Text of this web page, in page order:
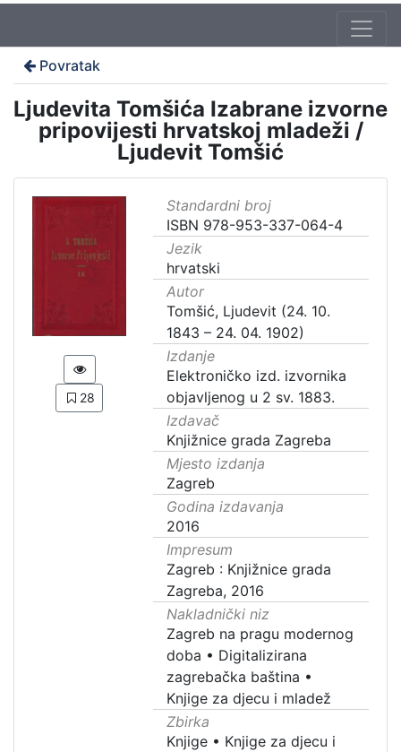
Povratak
Ljudevita Tomšića Izabrane izvorne
pripovijesti hrvatskoj mladeži /
Ljudevit Tomšić
28
Standardni broj
ISBN 978-953-337-064-4
Jezik
hrvatski
Autor
Tomšić, Ljudevit (24. 10.
1843 – 24. 04. 1902)
Izdanje
Elektroničko izd. izvornika
objavljenog u 2 sv. 1883.
Izdavač
Knjižnice grada Zagreba
Mjesto izdanja
Zagreb
Godina izdavanja
2016
Impresum
Zagreb : Knjižnice grada
Zagreba, 2016
Nakladnički niz
Zagreb na pragu modernog
doba • Digitalizirana
zagrebačka baština •
Knjige za djecu i mladež
Zbirka
Knjige • Knjige za djecu i